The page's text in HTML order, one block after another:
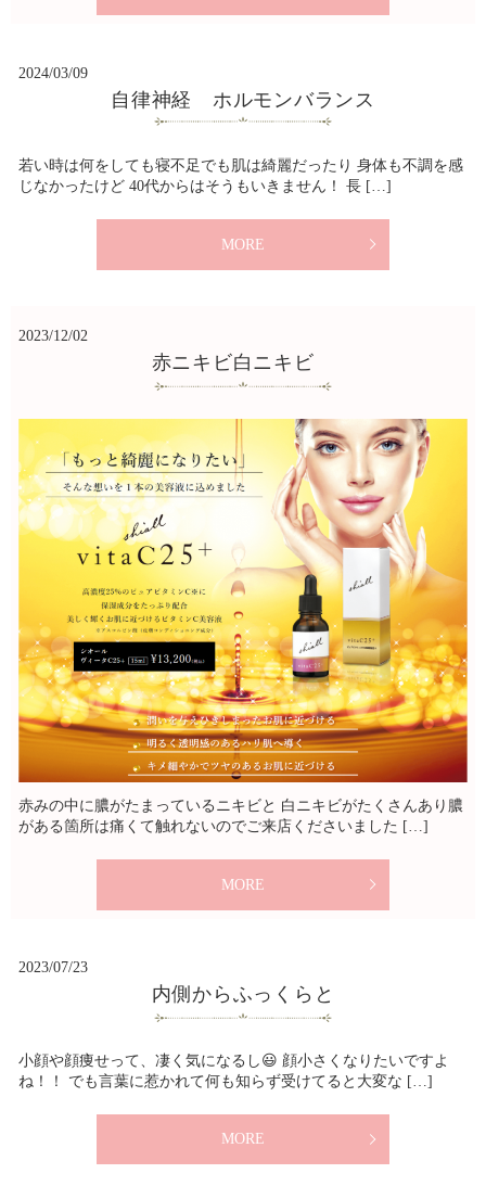
2024/03/09
自律神経 ホルモンバランス
若い時は何をしても寝不足でも肌は綺麗だったり 身体も不調を感
じなかったけど 40代からはそうもいきません！ 長 […]
MORE
2023/12/02
赤ニキビ白ニキビ
赤みの中に膿がたまっているニキビと 白ニキビがたくさんあり膿
がある箇所は痛くて触れないのでご来店くださいました […]
MORE
2023/07/23
内側からふっくらと
小顔や顔痩せって、凄く気になるし😃 顔小さくなりたいですよ
ね！！ でも言葉に惹かれて何も知らず受けてると大変な […]
MORE